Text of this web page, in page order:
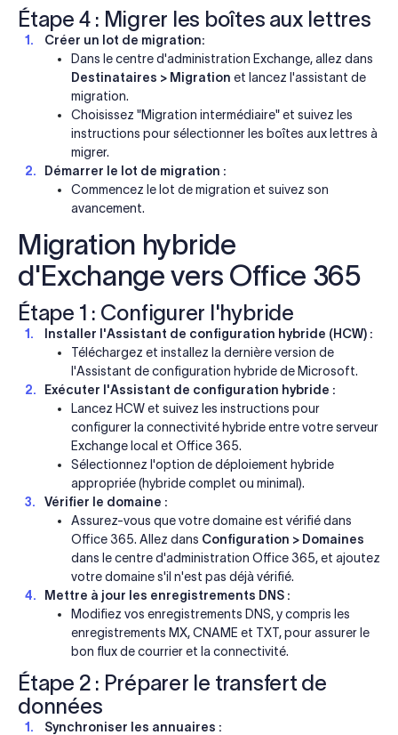
Étape 4 : Migrer les boîtes aux lettres
Créer un lot de migration:
Dans le centre d'administration Exchange, allez dans
Destinataires > Migration et lancez l'assistant de
migration.
Choisissez "Migration intermédiaire" et suivez les
instructions pour sélectionner les boîtes aux lettres à
migrer.
Démarrer le lot de migration :
Commencez le lot de migration et suivez son
avancement.
Migration hybride
d'Exchange vers Office 365
Étape 1 : Configurer l'hybride
Installer l'Assistant de configuration hybride (HCW) :
Téléchargez et installez la dernière version de
l'Assistant de configuration hybride de Microsoft.
Exécuter l'Assistant de configuration hybride :
Lancez HCW et suivez les instructions pour
configurer la connectivité hybride entre votre serveur
Exchange local et Office 365.
Sélectionnez l'option de déploiement hybride
appropriée (hybride complet ou minimal).
Vérifier le domaine :
Assurez-vous que votre domaine est vérifié dans
Office 365. Allez dans Configuration > Domaines
dans le centre d'administration Office 365, et ajoutez
votre domaine s'il n'est pas déjà vérifié.
Mettre à jour les enregistrements DNS :
Modifiez vos enregistrements DNS, y compris les
enregistrements MX, CNAME et TXT, pour assurer le
bon flux de courrier et la connectivité.
Étape 2 : Préparer le transfert de
données
Synchroniser les annuaires :